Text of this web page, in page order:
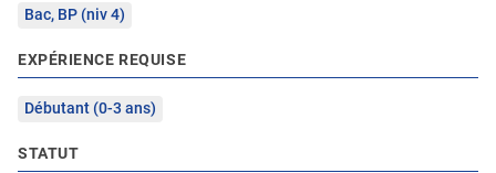
Bac, BP (niv 4)
EXPÉRIENCE REQUISE
Débutant (0-3 ans)
STATUT